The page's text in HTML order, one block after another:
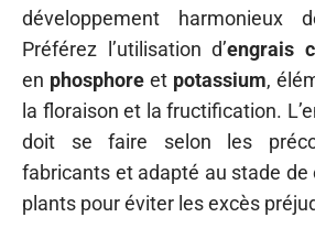
développement harmonieux
Préférez l’utilisation d’engrais
en phosphore et potassium,
la floraison et la fructification.
doit se faire selon les
fabricants et adapté au stade de
plants pour éviter les excès